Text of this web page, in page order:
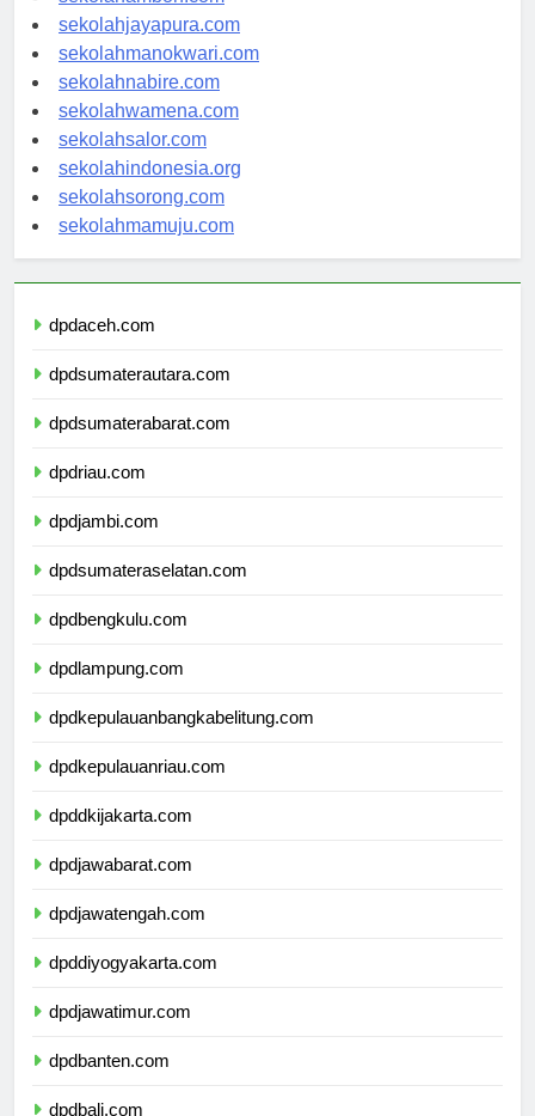
sekolahambon.com
sekolahjayapura.com
sekolahmanokwari.com
sekolahnabire.com
sekolahwamena.com
sekolahsalor.com
sekolahindonesia.org
sekolahsorong.com